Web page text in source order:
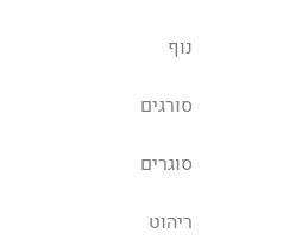
נוף
סורגים
סוגרים
ריהוט